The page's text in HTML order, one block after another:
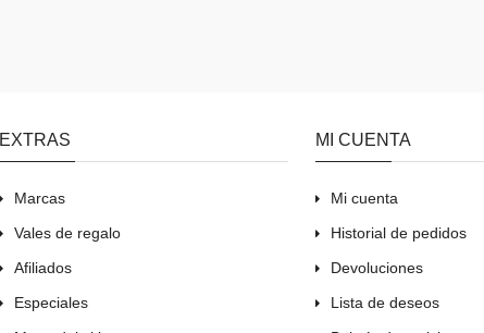
EXTRAS
Marcas
Vales de regalo
Afiliados
Especiales
MI CUENTA
Mi cuenta
Historial de pedidos
Devoluciones
Lista de deseos